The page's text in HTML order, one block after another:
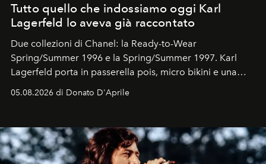
Tutto quello che indossiamo oggi Karl
Lagerfeld lo aveva già raccontato
Due collezioni di Chanel: la Ready-to-Wear
Spring/Summer 1996 e la Spring/Summer 1997. Karl
Lagerfeld porta in passerella pois, micro bikini e una
Kate, Claudia e Carla una dietro l'altra. Trent'anni dopo,
uno dei documenti più contemporanei che abbiamo.
05.08.2026 di Donato D'Aprile